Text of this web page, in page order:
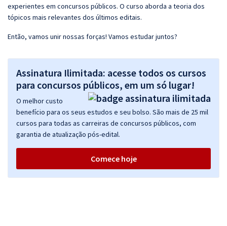
experientes em concursos públicos. O curso aborda a teoria dos
tópicos mais relevantes dos últimos editais.
Então, vamos unir nossas forças! Vamos estudar juntos?
Assinatura Ilimitada: acesse todos os cursos
para concursos públicos, em um só lugar!
O melhor custo
benefício para os seus estudos e seu bolso. São mais de 25 mil
cursos para todas as carreiras de concursos públicos, com
garantia de atualização pós-edital.
Comece hoje